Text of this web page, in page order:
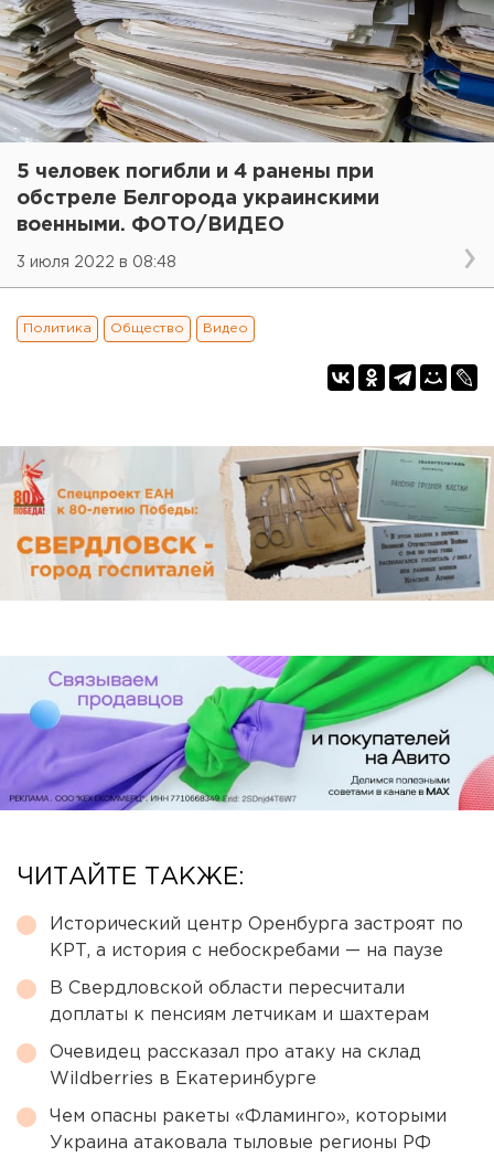
5 человек погибли и 4 ранены при
обстреле Белгорода украинскими
военными. ФОТО/ВИДЕО
3 июля 2022 в 08:48
Политика Общество Видео
ЧИТАЙТЕ ТАКЖЕ:
Исторический центр Оренбурга застроят по
КРТ, а история с небоскребами — на паузе
В Свердловской области пересчитали
доплаты к пенсиям летчикам и шахтерам
Очевидец рассказал про атаку на склад
Wildberries в Екатеринбурге
Чем опасны ракеты «Фламинго», которыми
Украина атаковала тыловые регионы РФ